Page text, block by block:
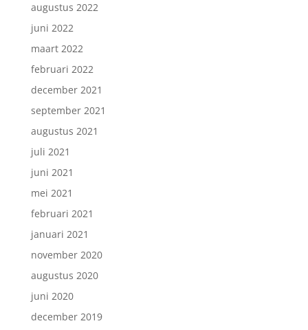
augustus 2022
juni 2022
maart 2022
februari 2022
december 2021
september 2021
augustus 2021
juli 2021
juni 2021
mei 2021
februari 2021
januari 2021
november 2020
augustus 2020
juni 2020
december 2019